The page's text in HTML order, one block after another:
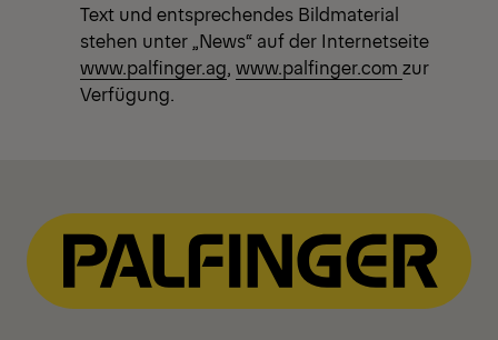
Text und entsprechendes Bildmaterial
stehen unter „News“ auf der Internetseite
www.palfinger.ag, www.palfinger.com zur
Verfügung.